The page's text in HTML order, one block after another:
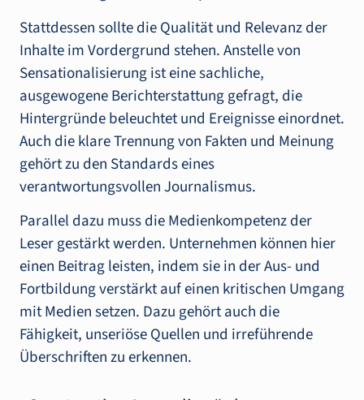
Stattdessen sollte die Qualität und Relevanz der
Inhalte im Vordergrund stehen. Anstelle von
Sensationalisierung ist eine sachliche,
ausgewogene Berichterstattung gefragt, die
Hintergründe beleuchtet und Ereignisse einordnet.
Auch die klare Trennung von Fakten und Meinung
gehört zu den Standards eines
verantwortungsvollen Journalismus.
Parallel dazu muss die Medienkompetenz der
Leser gestärkt werden. Unternehmen können hier
einen Beitrag leisten, indem sie in der Aus- und
Fortbildung verstärkt auf einen kritischen Umgang
mit Medien setzen. Dazu gehört auch die
Fähigkeit, unseriöse Quellen und irreführende
Überschriften zu erkennen.